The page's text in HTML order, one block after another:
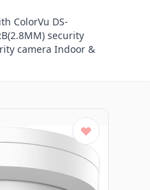
ColorVu DS-
security
camera Indoor &